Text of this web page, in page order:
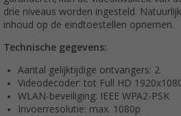
drie niveaus worden ingesteld.
inhoud op de eindtoestellen opnemen.
Technische gegevens:
Aantal gelijktijdige ontvangers: 2
Videodecoder: tot Full HD
WLAN-beveiliging: IEEE WPA2-PSK
Invoerresolutie: max. 1080p